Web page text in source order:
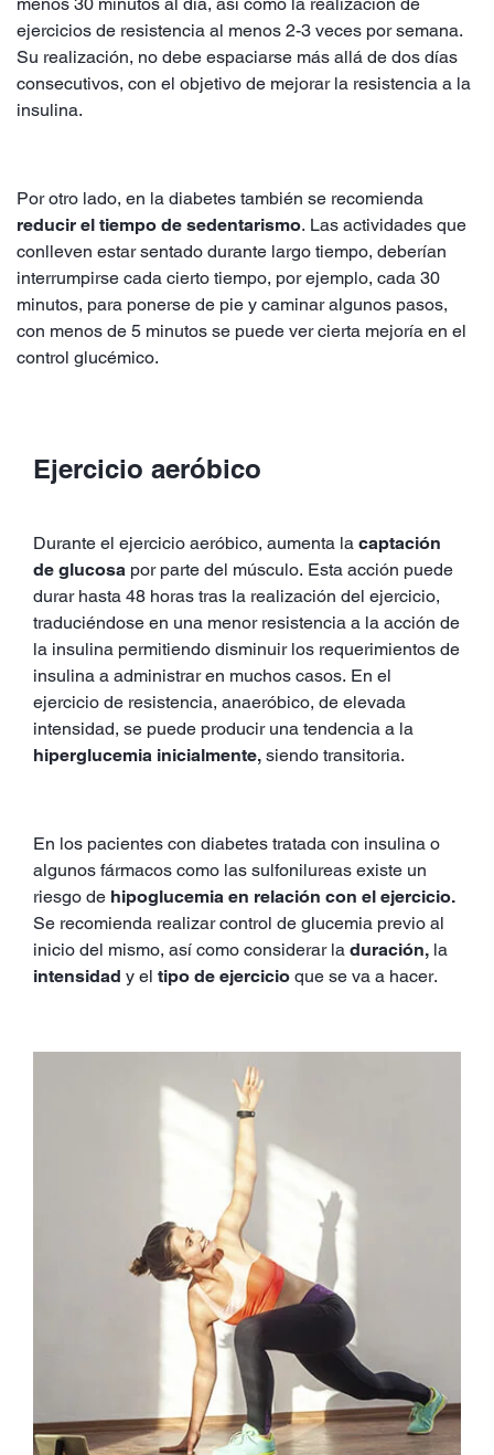
ejercicios de resistencia al menos 2-3 veces por semana.
Su realización, no debe espaciarse más allá de dos días
consecutivos, con el objetivo de mejorar la resistencia a la
insulina.
Por otro lado, en la diabetes también se recomienda
reducir el tiempo de sedentarismo. Las actividades que
conlleven estar sentado durante largo tiempo, deberían
interrumpirse cada cierto tiempo, por ejemplo, cada 30
minutos, para ponerse de pie y caminar algunos pasos,
con menos de 5 minutos se puede ver cierta mejoría en el
control glucémico.
Ejercicio aeróbico
Durante el ejercicio aeróbico, aumenta la captación
de glucosa por parte del músculo. Esta acción puede
durar hasta 48 horas tras la realización del ejercicio,
traduciéndose en una menor resistencia a la acción de
la insulina permitiendo disminuir los requerimientos de
insulina a administrar en muchos casos. En el
ejercicio de resistencia, anaeróbico, de elevada
intensidad, se puede producir una tendencia a la
hiperglucemia inicialmente, siendo transitoria.
En los pacientes con diabetes tratada con insulina o
algunos fármacos como las sulfonilureas existe un
riesgo de hipoglucemia en relación con el ejercicio.
Se recomienda realizar control de glucemia previo al
inicio del mismo, así como considerar la duración, la
intensidad y el tipo de ejercicio que se va a hacer.